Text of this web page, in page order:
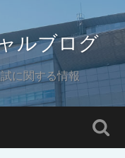
ルブログ
に関する情報